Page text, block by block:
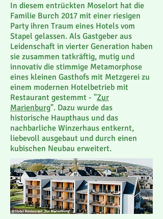
In diesem entrückten Moselort hat die
Familie Burch 2017 mit einer riesigen
Party ihren Traum eines Hotels vom
Stapel gelassen. Als Gastgeber aus
Leidenschaft in vierter Generation haben
sie zusammen tatkräftig, mutig und
innovativ die stimmige Metamorphose
eines kleinen Gasthofs mit Metzgerei zu
einem modernen Hotelbetrieb mit
Restaurant gestemmt - "Zur
Marienburg". Dazu wurde das
historische Haupthaus und das
nachbarliche Winzerhaus entkernt,
liebevoll ausgebaut und durch einen
kubischen Neubau erweitert.